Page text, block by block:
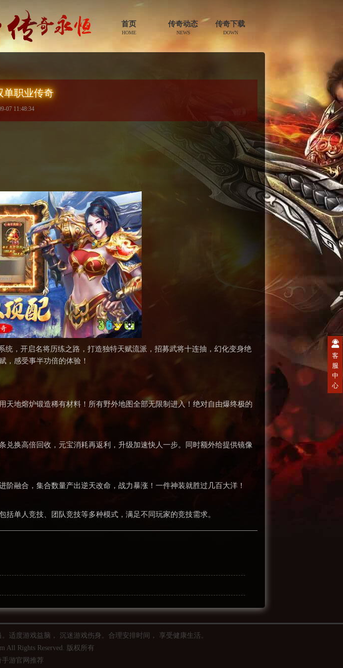
首页
HOME
传奇动态
NEWS
传奇下载
DOWN
单职业传奇
07 11:48:34
统，开启名将历练之路，打造独特天赋流派，招募武将十连抽，幻化变身绝
，感受事半功倍的体验！
天地熔炉锻造稀有材料！所有野外地图全部无限制进入！绝对自由爆终极的
换高倍回收，元宝消耗再返利，升级加速快人一步。同时额外给提供镜像
融合，集合数量产出逆天改命，战力暴涨！一件神装就胜过几百大洋！
单人竞技、团队竞技等多种模式，满足不同玩家的竞技需求。
适度游戏益脑， 沉迷游戏伤身。合理安排时间， 享受健康生活。
All Rights Reserved. 版权所有
手游官网推荐
客
服
中
心